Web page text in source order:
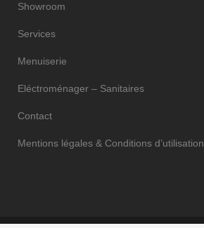
Showroom
Services
Menuiserie
Eléctroménager – Sanitaires
Contact
Mentions légales & Conditions d’utilisation